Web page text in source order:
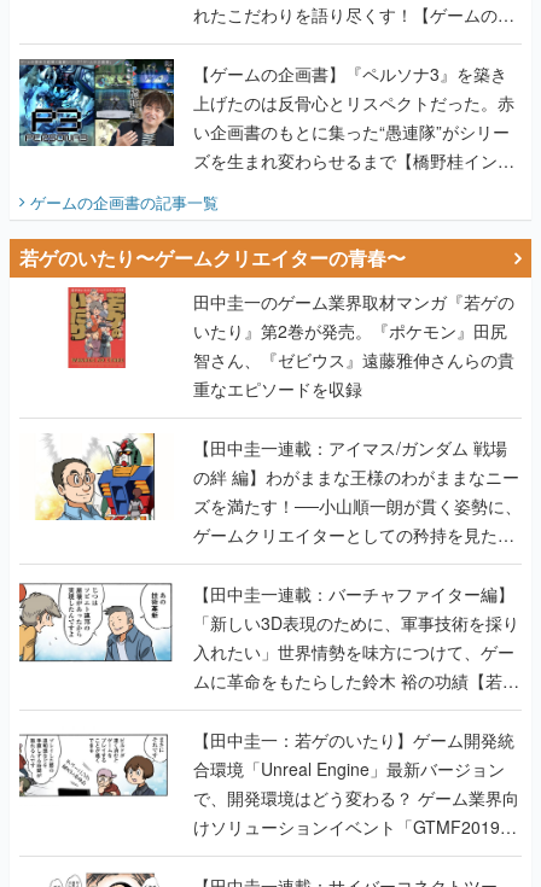
れたこだわりを語り尽くす！【ゲームの企
画書】
【ゲームの企画書】『ペルソナ3』を築き
上げたのは反骨心とリスペクトだった。赤
い企画書のもとに集った“愚連隊”がシリー
ズを生まれ変わらせるまで【橋野桂インタ
ゲームの企画書の記事一覧
若ゲのいたり〜ゲームクリエイターの青春〜
田中圭一のゲーム業界取材マンガ『若ゲの
いたり』第2巻が発売。『ポケモン』田尻
智さん、『ゼビウス』遠藤雅伸さんらの貴
重なエピソードを収録
【田中圭一連載：アイマス/ガンダム 戦場
の絆 編】わがままな王様のわがままなニー
ズを満たす！──小山順一朗が貫く姿勢に、
ゲームクリエイターとしての矜持を見た
【若ゲのいたり最終回】
【田中圭一連載：バーチャファイター編】
「新しい3D表現のために、軍事技術を採り
入れたい」世界情勢を味方につけて、ゲー
ムに革命をもたらした鈴木 裕の功績【若ゲ
のいたり】
【田中圭一：若ゲのいたり】ゲーム開発統
合環境「Unreal Engine」最新バージョン
で、開発環境はどう変わる？ ゲーム業界向
けソリューションイベント「GTMF2019」
に行って、より理解を深めよう【PR】